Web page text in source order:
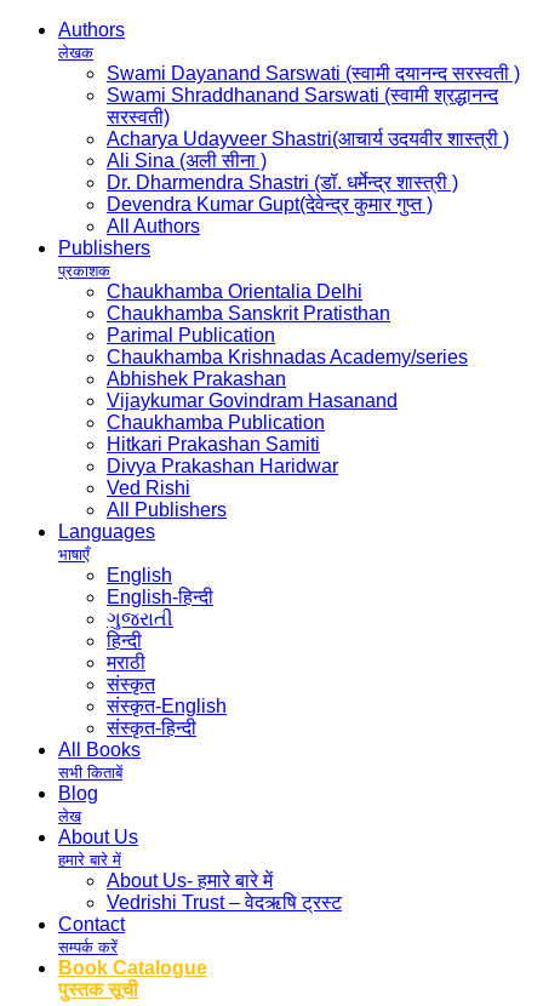
Authors
लेखक
Swami Dayanand Sarswati (स्वामी दयानन्द सरस्वती )
Swami Shraddhanand Sarswati (स्वामी श्रद्धानन्द
सरस्वती)
Acharya Udayveer Shastri(आचार्य उदयवीर शास्त्री )
Ali Sina (अली सीना )
Dr. Dharmendra Shastri (डॉ. धर्मेन्द्र शास्त्री )
Devendra Kumar Gupt(देवेन्द्र कुमार गुप्त )
All Authors
Publishers
प्रकाशक
Chaukhamba Orientalia Delhi
Chaukhamba Sanskrit Pratisthan
Parimal Publication
Chaukhamba Krishnadas Academy/series
Abhishek Prakashan
Vijaykumar Govindram Hasanand
Chaukhamba Publication
Hitkari Prakashan Samiti
Divya Prakashan Haridwar
Ved Rishi
All Publishers
Languages
भाषाएँ
English
English-हिन्दी
ગુજરાતી
हिन्दी
मराठी
संस्कृत
संस्कृत-English
संस्कृत-हिन्दी
All Books
सभी किताबें
Blog
लेख
About Us
हमारे बारे में
About Us- हमारे बारे में
Vedrishi Trust – वेदऋषि ट्रस्ट
Contact
सम्पर्क करें
Book Catalogue
पुस्तक सूची